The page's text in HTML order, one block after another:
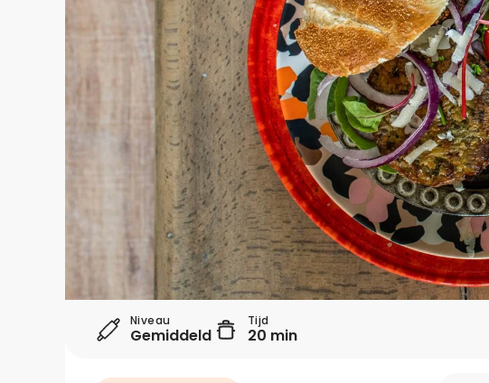
Niveau
Gemiddeld
Tijd
20 min